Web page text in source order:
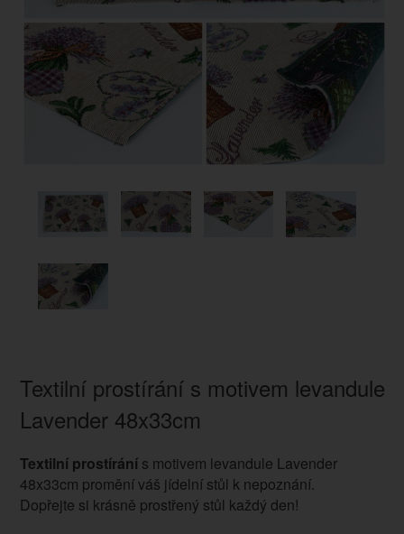
Textilní prostírání s motivem levandule
Lavender 48x33cm
Textilní prostíránís motivem levandule Lavender
48x33cm promění váš jídelní stůl k nepoznání.
Dopřejte si krásně prostřený stůl každý den!